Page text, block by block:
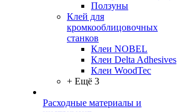
Ползуны
Клей для
кромкооблицовочных
станков
Клеи NOBEL
Клеи Delta Adhesives
Клеи WoodTec
+ Ещё 3
Расходные материалы и